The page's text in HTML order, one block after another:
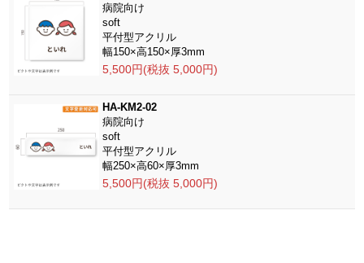
病院向け
soft
平付型アクリル
幅150×高150×厚3mm
5,500円(税抜 5,000円)
HA-KM2-02
病院向け
soft
平付型アクリル
幅250×高60×厚3mm
5,500円(税抜 5,000円)